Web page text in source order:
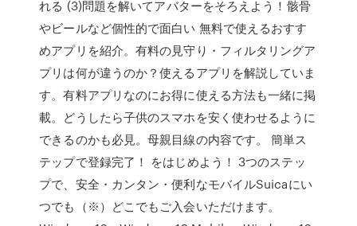
れる (3)問題を解いてアバターをそろえよう！骸骨
やビールなど個性的で面白い 無料で使えるおすす
めアプリを紹介。有料の見守り・フィルタリングア
プリは何が違うのか？使えるアプリを解説していま
す。有料アプリなのにお得に使える方法も一緒に掲
載。どうしたら子供のスマホを安く使わせるように
できるのかも必見。母親目線の内容です。 簡単ス
テップで登録完了！ をはじめよう！ 3つのステッ
プで、安全・カンタン・便利なモバイルSuicaにい
つでも（※）どこでもご入会いただけます。